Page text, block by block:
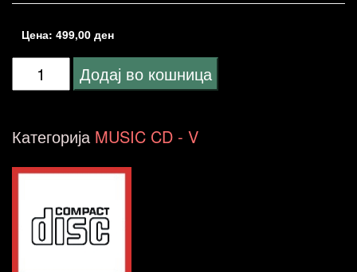
Цена: 499,00 ден
V/A-
Drum
Multicom
City
Додај во кошница
Категорија MUSIC CD - V